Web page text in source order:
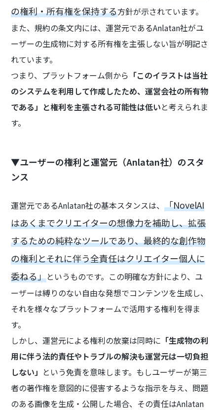
の権利・所有権を保持する方針が示されています。
また、規約の条文内には、運営元であるAnlatan社がユ
ーザーの生成物に対する所有権を主張しない旨が明記さ
れています。
つまり、プラットフォーム側から 「このイラストは当社
のシステムを利用して作成したため、運営会社の所有物
である」と権利を主張される可能性は低いと考えられま
す。
▼ユーザーの権利と運営元（Anlatan社）のスタ
ンス
運営元であるAnlatan社の基本スタンスは、「NovelAI
はあくまでクリエイターの想像力を補助し、拡張
するための純粋なツールであり、最終的な創作物
の権利とそれに伴う全責任はクリエイター個人に
委ねる」というものです。この明確な方針により、ユ
ーザーは縛りのない自由な発想でコンテンツを生成し、
それを様々なプラットフォームで活用する権利を得ま
す。
しかし、運営元による権利の放棄は同時に 「生成物の利
用に伴う法的責任やトラブルの解決も運営元は一切負担
しない」 という免責を意味します。もしユーザーが第三
者の著作権を意図的に侵害するような指示を与え、問題
のある画像を生成・公開した場合、その責任はAnlatan